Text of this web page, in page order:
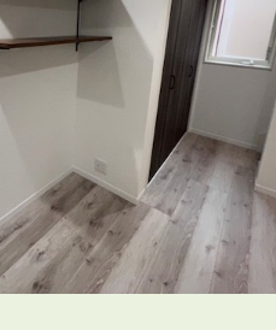
いて